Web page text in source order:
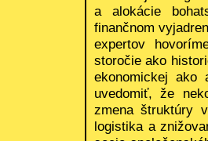
a alokácie
finančnom
expertov
storočie ako
ekonomickej ako
uvedomiť, že
zmena štruktúry
logistika a